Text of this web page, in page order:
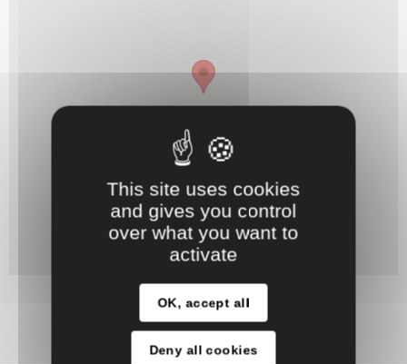
This site uses cookies
and gives you control
over what you want to
activate
OK, accept all
Deny all cookies